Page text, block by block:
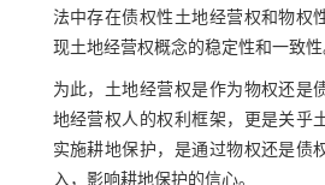
法中存在债权性土地经营权和物权
现土地经营权概念的稳定性和一致性
为此，土地经营权是作为物权还是
地经营权人的权利框架，更是关乎
实施耕地保护，是通过物权还是债
入，影响耕地保护的信心。